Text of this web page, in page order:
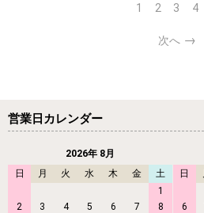
1 2 3 4
次へ
営業日カレンダー
2026年 8月
日
月 火 水 木 金
土
1
2
3 4 5 6 7
8
日
6